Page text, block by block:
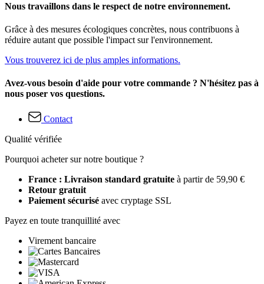
Nous travaillons dans le respect de notre environnement.
Grâce à des mesures écologiques concrètes, nous contribuons à
réduire autant que possible l'impact sur l'environnement.
Vous trouverez ici de plus amples informations.
Avez-vous besoin d'aide pour votre commande ? N'hésitez pas à
nous poser vos questions.
Contact
Qualité vérifiée
Pourquoi acheter sur notre boutique ?
France : Livraison standard gratuite à partir de 59,90 €
Retour gratuit
Paiement sécurisé avec cryptage SSL
Payez en toute tranquillité avec
Virement bancaire